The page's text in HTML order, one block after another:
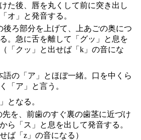
た後、唇を丸くして前に突き出し
オ」と発音する。
後ろ部分を上げて、上あごの奥につ
。急に舌を離して「グッ」と息を
「クッ」と出せば「k」の音にな
語の「ア」とほぼ一緒。口を中くら
「ア」と言う。
となる。
先を、前歯のすぐ裏の歯茎に近づけ
ら「ス」と息を出して発音する。
ば「z」の音になる）